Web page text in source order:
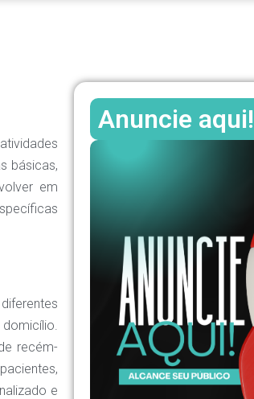
básicas,
em
recém-
e
Anuncie aqui!